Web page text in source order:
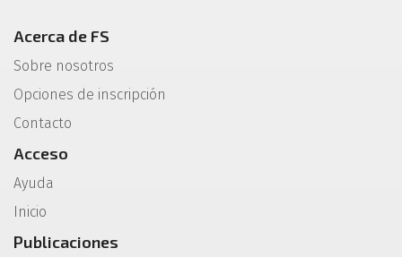
Acerca de FS
Sobre nosotros
Opciones de inscripción
Contacto
Acceso
Ayuda
Inicio
Publicaciones